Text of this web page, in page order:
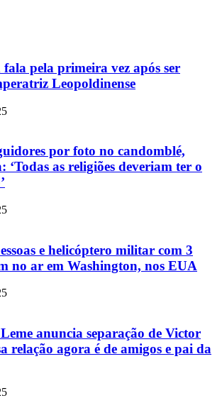
pela primeira vez após ser
Leopoldinense
por foto no candomblé,
‘Todas as religiões deveriam ter o
e helicóptero militar com 3
no ar em Washington, nos EUA
anuncia separação de Victor
relação agora é de amigos e pai da